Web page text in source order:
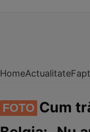
HomeActualitate
FOTO Cum